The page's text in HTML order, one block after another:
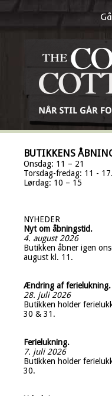
BUTIKKENS
Onsdag: 11 – 21
Torsdag-fredag: 11 -
Lørdag: 10 – 15
NYHEDER
Nyt om åbningstid.
4. august 2026
Butikken åbner igen
august kl. 11.
Ændring af ferielukning.
28. juli 2026
Butikken holder
30 & 31.
Ferielukning.
7. juli 2026
Butikken holder
30.